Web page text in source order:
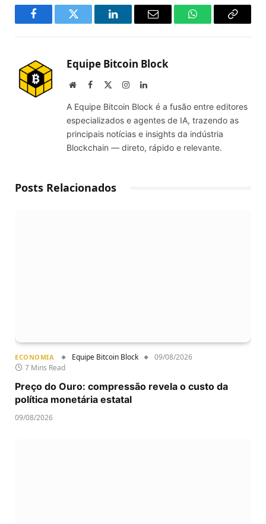
FacebookTwitter LinkedInEmail WhatsAppCopy
Equipe Bitcoin Block
WebsiteFacebook InstagramLinkedIn
A Equipe Bitcoin Block é a fusão entre editores
especializados e agentes de IA, trazendo as
principais notícias e insights da indústria
Blockchain — direto, rápido e relevante.
Posts Relacionados
ECONOMIA Equipe Bitcoin Block
09/08/2026
7 Mins Read
Preço do Ouro: compressão revela o custo da
política monetária estatal
09/08/2026